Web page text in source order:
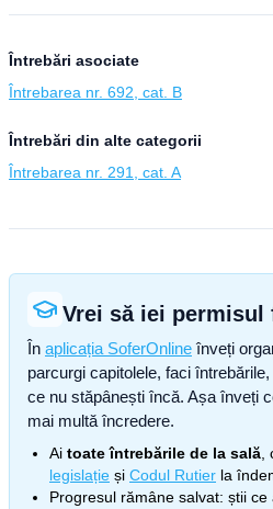
Întrebări asociate
Întrebarea nr. 692, cat. B
Întrebări din alte categorii
Întrebarea nr. 291, cat. A
Vrei să iei permisul
În aplicația SoferOnline înveți
parcurgi capitolele, faci
ce nu stăpânești încă. Așa înveți
mai multă încredere.
Ai toate întrebările de la sală
legislație și Codul Rutier la
Progresul rămâne salvat: știi